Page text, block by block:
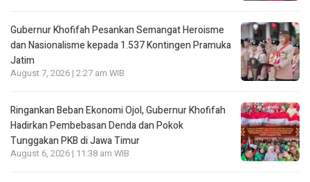
Gubernur Khofifah Pesankan Semangat Heroisme
dan Nasionalisme kepada 1.537 Kontingen Pramuka
Jatim
August 7, 2026 | 2:27 am WIB
Ringankan Beban Ekonomi Ojol, Gubernur Khofifah
Hadirkan Pembebasan Denda dan Pokok
Tunggakan PKB di Jawa Timur
August 6, 2026 | 11:38 am WIB